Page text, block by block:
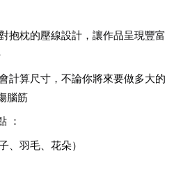
抱枕的壓線設計，讓作品呈現豐富
計算尺寸，不論你將來要做多大的
腦筋
：
、羽毛、花朵）